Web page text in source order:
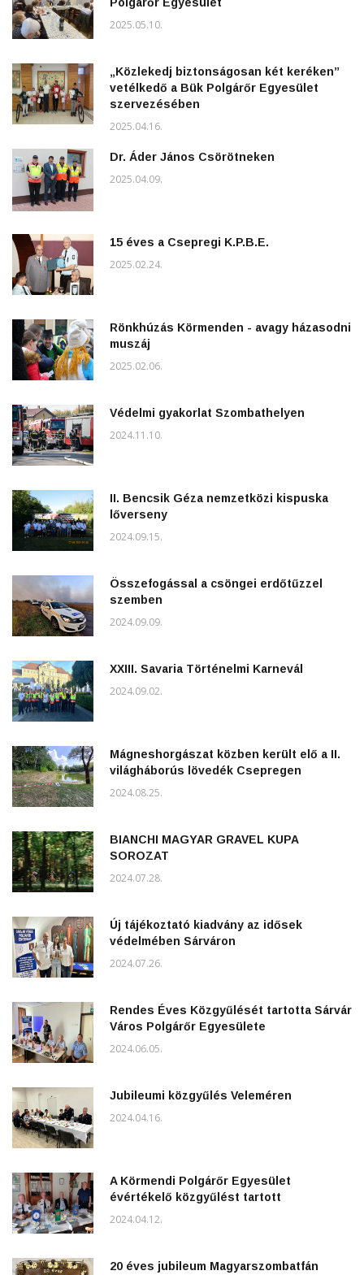
2025.05.10.
„Közlekedj biztonságosan két keréken”
vetélkedő a Bük Polgárőr Egyesület
szervezésében
2025.04.16.
Dr. Áder János Csörötneken
2025.04.09.
15 éves a Csepregi K.P.B.E.
2025.02.24.
Rönkhúzás Körmenden - avagy házasodni
muszáj
2025.02.06.
Védelmi gyakorlat Szombathelyen
2024.11.10.
II. Bencsik Géza nemzetközi kispuska
lőverseny
2024.09.15.
Összefogással a csöngei erdőtűzzel
szemben
2024.09.09.
XXIII. Savaria Történelmi Karnevál
2024.09.02.
Mágneshorgászat közben került elő a II.
világháborús lövedék Csepregen
2024.08.25.
BIANCHI MAGYAR GRAVEL KUPA
SOROZAT
2024.07.28.
Új tájékoztató kiadvány az idősek
védelmében Sárváron
2024.07.26.
Rendes Éves Közgyűlését tartotta Sárvár
Város Polgárőr Egyesülete
2024.06.05.
Jubileumi közgyűlés Veleméren
2024.04.16.
A Körmendi Polgárőr Egyesület
évértékelő közgyűlést tartott
2024.04.12.
20 éves jubileum Magyarszombatfán